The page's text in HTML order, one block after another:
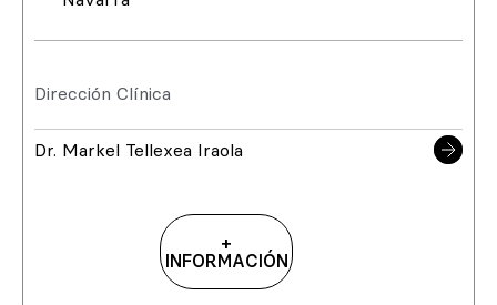
Dirección Clínica
Dr. Markel Tellexea Iraola
+
INFORMACIÓN